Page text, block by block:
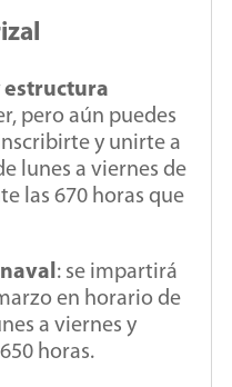
estructura
pero aún puedes
y unirte a
lunes a viernes de
las 670 horas que
: se impartirá
en horario de
a viernes y
horas.